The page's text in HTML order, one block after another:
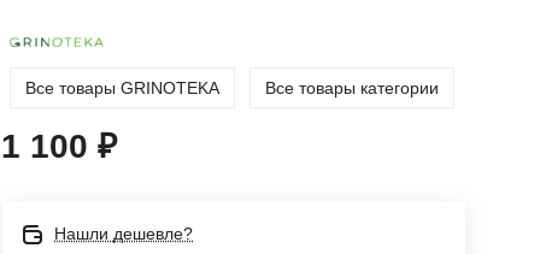
Все товары GRINOTEKA Все товары категории
1 100 ₽
Нашли дешевле?